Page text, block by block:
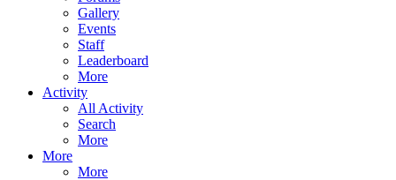
Gallery
Events
Staff
Leaderboard
More
Activity
All Activity
Search
More
More
More